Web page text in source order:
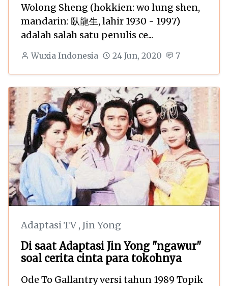
Wolong Sheng (hokkien: wo lung shen,
mandarin: 臥龍生, lahir 1930 - 1997)
adalah salah satu penulis ce...
Wuxia Indonesia 24 Jun, 2020 7
Adaptasi TV, Jin Yong
Di saat Adaptasi Jin Yong "ngawur"
soal cerita cinta para tokohnya
Ode To Gallantry versi tahun 1989 Topik